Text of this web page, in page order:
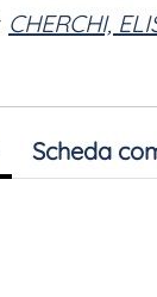
CHERCHI,
Scheda